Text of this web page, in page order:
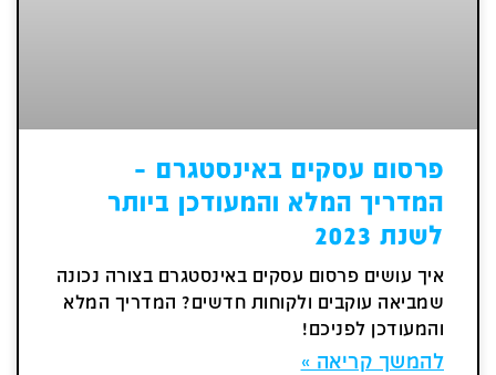
פרסום עסקים באינסטגרם –
המדריך המלא והמעודכן ביותר
לשנת 2023
איך עושים פרסום עסקים באינסטגרם בצורה נכונה
שמביאה עוקבים ולקוחות חדשים? המדריך המלא
והמעודכן לפניכם!
להמשך קריאה »